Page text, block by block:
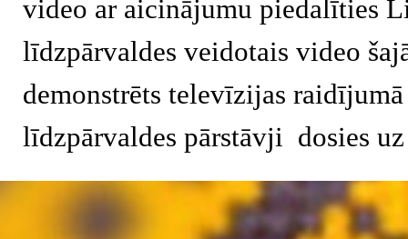
video ar aicinājumu piedalīties
līdzpārvaldes veidotais video
demonstrēts televīzijas
līdzpārvaldes pārstāvji dosies